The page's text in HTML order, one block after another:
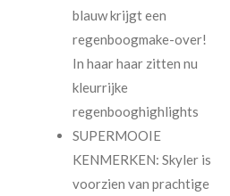
blauw krijgt een
regenboogmake-over!
In haar haar zitten nu
kleurrijke
regenbooghighlights
SUPERMOOIE
KENMERKEN: Skyler is
voorzien van prachtige